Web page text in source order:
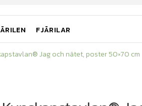
FJÄRILAR
Jag och nätet, poster 50×70 cm